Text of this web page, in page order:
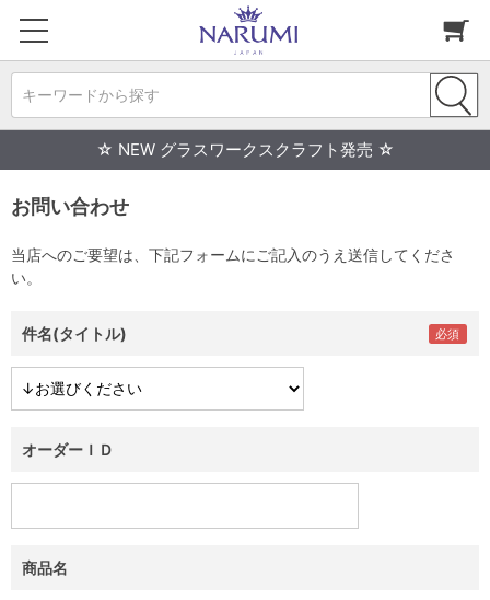
キーワードから探す
☆ NEW グラスワークスクラフト発売 ☆
お問い合わせ
当店へのご要望は、下記フォームにご記入のうえ送信してくださ
い。
件名(タイトル)
オーダーＩＤ
商品名